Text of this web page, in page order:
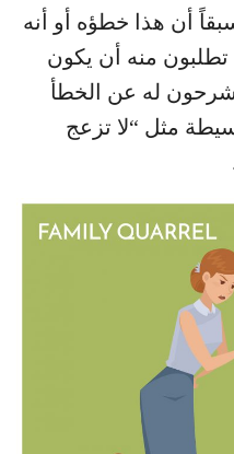
أن هذا خطؤه أو أنه
تطلبون منه أن يكون
تشرحون له عن الخطأ
مثل “لا تزعج